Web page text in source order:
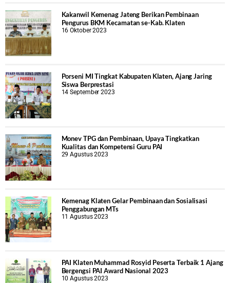
Kakanwil Kemenag Jateng Berikan Pembinaan
Pengurus BKM Kecamatan se-Kab. Klaten
16 Oktober 2023
Porseni MI Tingkat Kabupaten Klaten, Ajang Jaring
Siswa Berprestasi
14 September 2023
Monev TPG dan Pembinaan, Upaya Tingkatkan
Kualitas dan Kompetensi Guru PAI
29 Agustus 2023
Kemenag Klaten Gelar Pembinaan dan Sosialisasi
Penggabungan MTs
11 Agustus 2023
PAI Klaten Muhammad Rosyid Peserta Terbaik 1 Ajang
Bergengsi PAI Award Nasional 2023
10 Agustus 2023